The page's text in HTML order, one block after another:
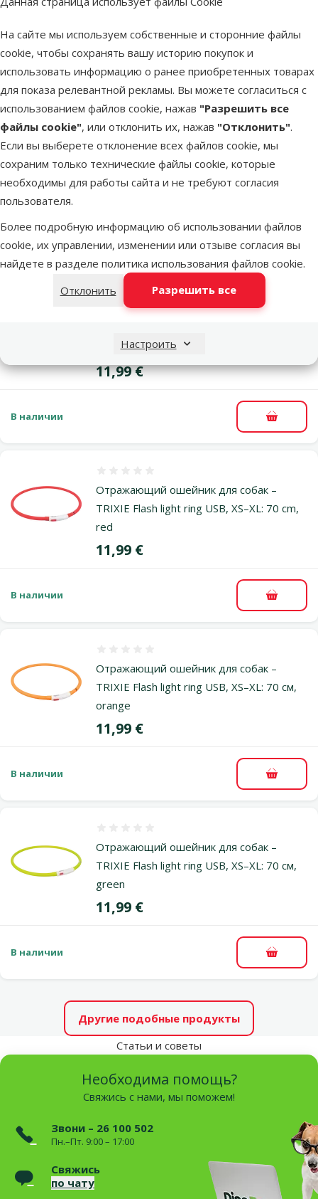
На сайте мы используем собственные и сторонние файлы
cookie, чтобы сохранять вашу историю покупок и
использовать информацию о ранее приобретенных товарах
для показа релевантной рекламы. Вы можете согласиться с
использованием файлов cookie, нажав "Разрешить все
файлы cookie", или отклонить их, нажав "Отклонить".
Если вы выберете отклонение всех файлов cookie, мы
сохраним только технические файлы cookie, которые
необходимы для работы сайта и не требуют согласия
пользователя.
Более подробную информацию об использовании файлов
cookie, их управлении, изменении или отзыве согласия вы
найдете в разделе политика использования файлов cookie.
Отклонить
Разрешить все
Настроить
птиц, рептилий и других домашних животных.
сочетать качество, инновации и функциональность,
обеспечивая комфорт, безопасность и благополучие
питомцев.
Компания с немецкими корнями стала настоящим
лидером отрасли, экспортируя продукцию более чем в
TRIXIE предлагает современные и практичные решения
как для животных, так и для их хозяев – это высокое
качество и товары, адаптированные под самые разные
Всё необходимое – от лакомств, мисок, игрушек,
для путешествий и тренировочного инвентаря.
TRIXIE ориентирован на продуманные продукты и
оправданную стоимость, поэтому бренд предлагает
оптимальное соотношение цены и качества.
Ассортимент постоянно расширяется, чтобы
владельцев.
Миссия компании – сделать совместную жизнь питомцев
гармоничной, независимо от вида животного.
Каждый продукт разрабатывается с учётом здоровья,
комфорта и активности питомца, а также облегчает
повседневную заботу для владельца. Именно поэтому
товары TRIXIE стали надёжным выбором для любящих
питомцам наилучший уход и высокое качество жизни!
Предыдущая страница
Следующая страница
Перейти на страницу 1 Перейти на страницу 2
Перейти на страницу 3
Похожие продукты
Отражающий ошейник для собак –
royal blue
Оценка 0%
Цена
11,99 €
В наличии В
Отражающий ошейник для собак –
TRIXIE Flash light ring USB, XS–XL: 70 cm,
red
Цена
11,99 €
В наличии В
Отражающий ошейник для собак –
TRIXIE Flash light ring USB, XS–XL: 70 см,
orange
Цена
11,99 €
В наличии В
Отражающий ошейник для собак –
TRIXIE Flash light ring USB, XS–XL: 70 см,
green
Цена
11,99 €
В наличии В
Другие подобные продукты
Статьи и советы
Необходима помощь?
Свяжись с нами, мы поможем!
Звони – 26 100 502
Пн.–Пт. 9:00 – 17:00
Свяжись
по чату